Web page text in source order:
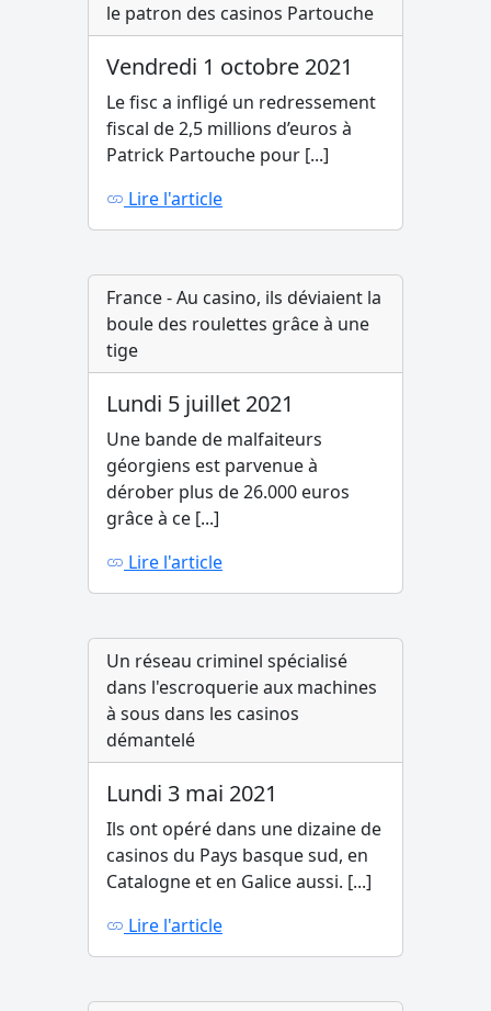
le patron des casinos Partouche
Vendredi 1 octobre 2021
Le fisc a infligé un redressement
fiscal de 2,5 millions d’euros à
Patrick Partouche pour [...]
Lire l'article
France - Au casino, ils déviaient la
boule des roulettes grâce à une
tige
Lundi 5 juillet 2021
Une bande de malfaiteurs
géorgiens est parvenue à
dérober plus de 26.000 euros
grâce à ce [...]
Lire l'article
Un réseau criminel spécialisé
dans l'escroquerie aux machines
à sous dans les casinos
démantelé
Lundi 3 mai 2021
Ils ont opéré dans une dizaine de
casinos du Pays basque sud, en
Catalogne et en Galice aussi. [...]
Lire l'article